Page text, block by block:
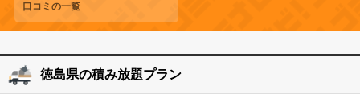
口コミの一覧
徳島県の積み放題プラン